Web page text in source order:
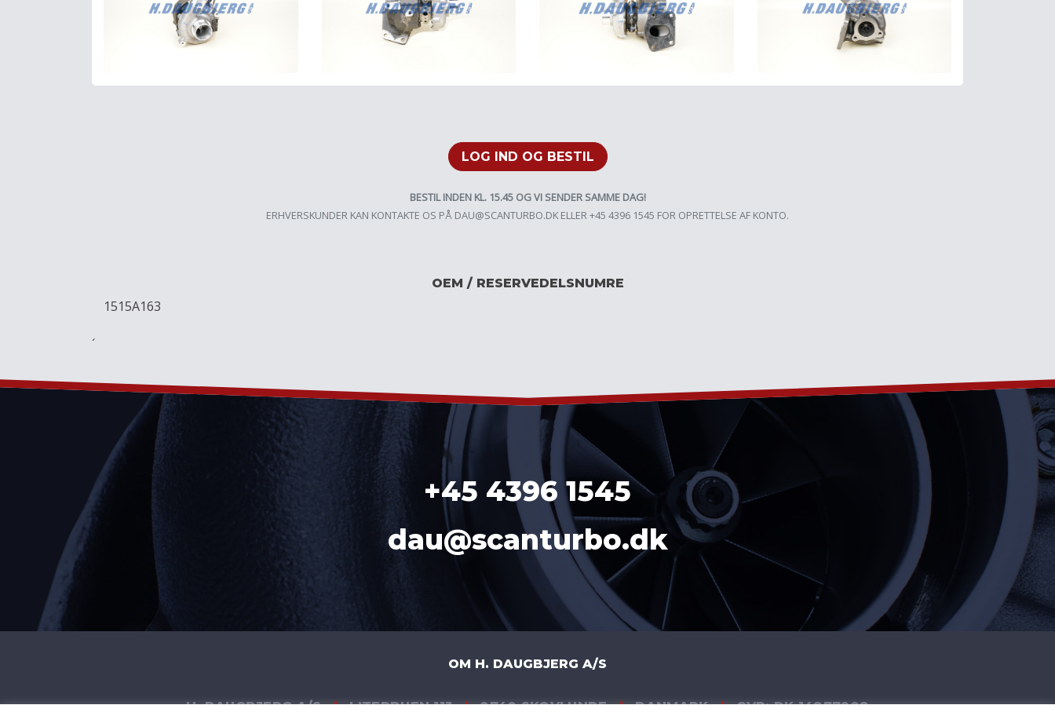
LOG IND OG BESTIL
BESTIL INDEN KL. 15.45 OG VI SENDER SAMME DAG!
ERHVERSKUNDER KAN KONTAKTE OS PÅ DAU@SCANTURBO.DK ELLER +45 4396 1545 FOR OPRETTELSE AF KONTO.
OEM / RESERVEDELSNUMRE
1515A163
´
+45 4396 1545
dau@scanturbo.dk
OM H. DAUGBJERG A/S
H. DAUGBJERG A/S | LITERBUEN 11J | 2740 SKOVLUNDE | DANMARK | CVR: DK 14877908